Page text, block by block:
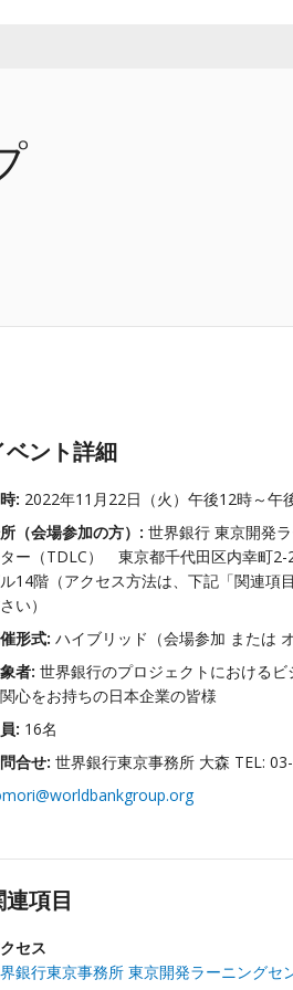
ベント詳細
: 2022年11月22日（火）午後12時～午
（会場参加の方）: 世界銀行 東京開発
ー（TDLC） 東京都千代田区内幸町2-
14階（アクセス方法は、下記「関連項
い）
形式: ハイブリッド（会場参加 または
者: 世界銀行のプロジェクトにおけるビ
心をお持ちの日本企業の皆様
: 16名
合せ: 世界銀行東京事務所 大森 TEL:
連項目
セス
銀行東京事務所 東京開発ラーニングセ